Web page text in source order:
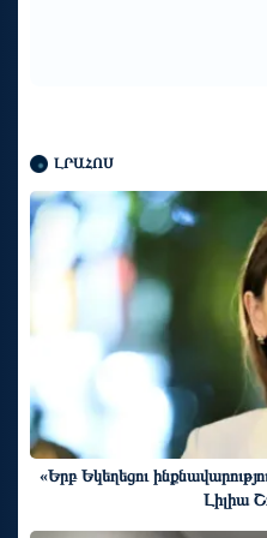
ԼՐԱՀՈՍ
«Երբ Եկեղեցու
Լիլիա